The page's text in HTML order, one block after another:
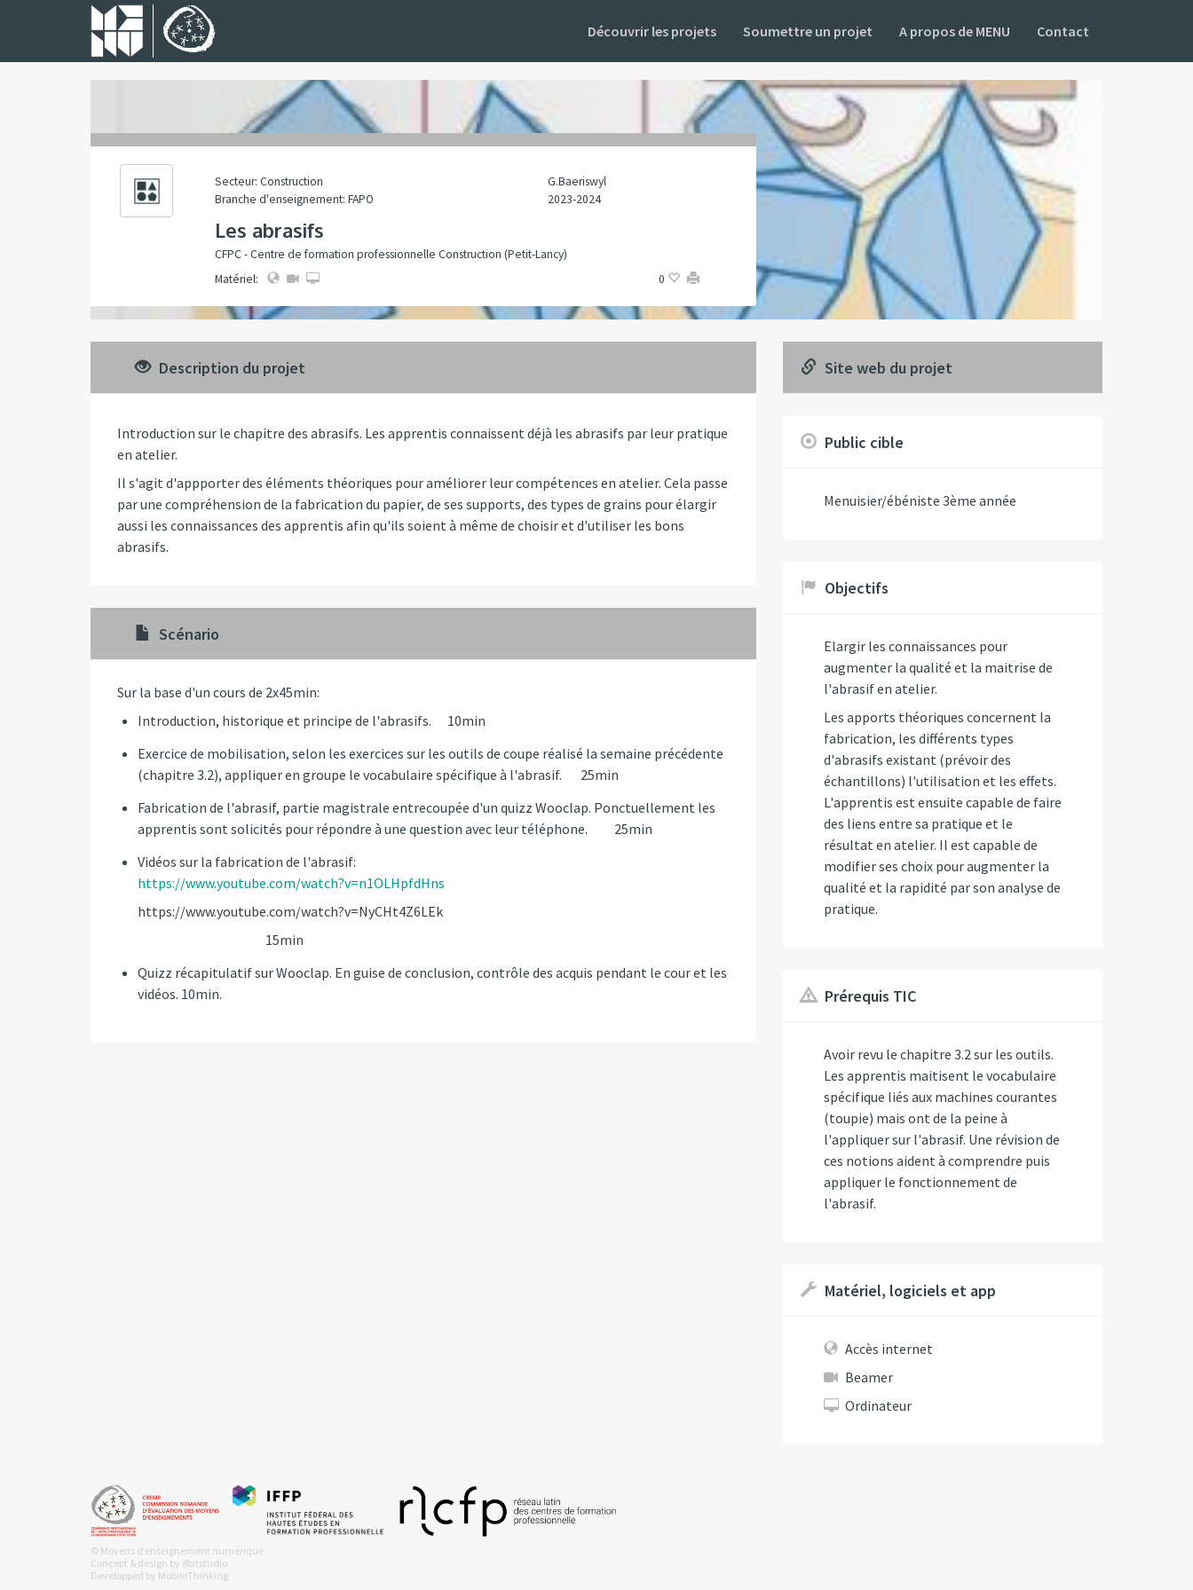
Découvrir les projets Soumettre un projet A propos de MENU Contact
Secteur: Construction
Branche d'enseignement: FAPO
G.Baeriswyl
2023-2024
Les abrasifs
CFPC - Centre de formation professionnelle Construction (Petit-Lancy)
Matériel:
0
Description du projet
Introduction sur le chapitre des abrasifs. Les apprentis connaissent déjà les abrasifs par leur pratique
en atelier.
Il s'agit d'appporter des éléments théoriques pour améliorer leur compétences en atelier. Cela passe
par une compréhension de la fabrication du papier, de ses supports, des types de grains pour élargir
aussi les connaissances des apprentis afin qu'ils soient à même de choisir et d'utiliser les bons
abrasifs.
Scénario
Sur la base d'un cours de 2x45min:
Introduction, historique et principe de l'abrasifs. 10min
Exercice de mobilisation, selon les exercices sur les outils de coupe réalisé la semaine précédente
(chapitre 3.2), appliquer en groupe le vocabulaire spécifique à l'abrasif. 25min
Fabrication de l'abrasif, partie magistrale entrecoupée d'un quizz Wooclap. Ponctuellement les
apprentis sont solicités pour répondre à une question avec leur téléphone. 25min
Vidéos sur la fabrication de l'abrasif:
https://www.youtube.com/watch?v=n1OLHpfdHns
https://www.youtube.com/watch?v=NyCHt4Z6LEk
15min
Quizz récapitulatif sur Wooclap. En guise de conclusion, contrôle des acquis pendant le cour et les
vidéos. 10min.
Site web du projet
Public cible
Menuisier/ébéniste 3ème année
Objectifs
Elargir les connaissances pour
augmenter la qualité et la maitrise de
l'abrasif en atelier.
Les apports théoriques concernent la
fabrication, les différents types
d'abrasifs existant (prévoir des
échantillons) l'utilisation et les effets.
L'apprentis est ensuite capable de faire
des liens entre sa pratique et le
résultat en atelier. Il est capable de
modifier ses choix pour augmenter la
qualité et la rapidité par son analyse de
pratique.
Prérequis TIC
Avoir revu le chapitre 3.2 sur les outils.
Les apprentis maitisent le vocabulaire
spécifique liés aux machines courantes
(toupie) mais ont de la peine à
l'appliquer sur l'abrasif. Une révision de
ces notions aident à comprendre puis
appliquer le fonctionnement de
l'abrasif.
Matériel, logiciels et app
Accès internet
Beamer
Ordinateur
© Moyens d’enseignement numérique
Concept & design by 8bitstudio
Developped by MobileThinking